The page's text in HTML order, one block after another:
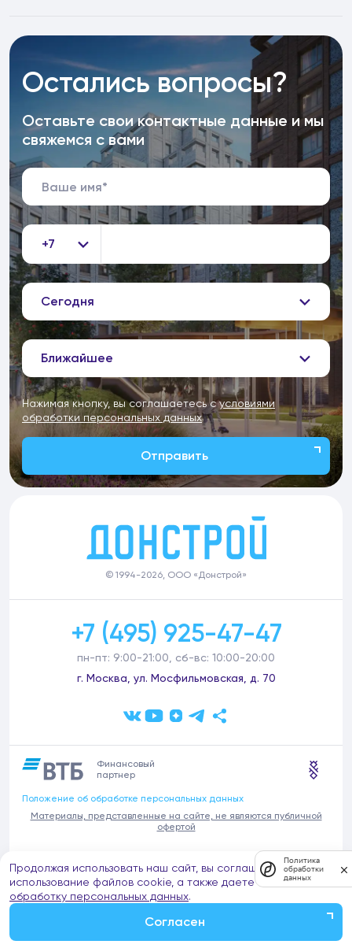
Остались вопросы?
Оставьте свои контактные данные и мы
свяжемся с вами
+7
Сегодня
Ближайшее
Нажимая кнопку, вы соглашаетесь сусловиями
обработки персональных данных
Отправить
© 1994-2026, ООО «Донстрой»
+7 (495) 925-47-47
пн-пт: 9:00-21:00, сб-вс: 10:00-20:00
г. Москва, ул. Мосфильмовская, д. 70
Финансовый
партнер
Положение об обработке персональных данных
Материалы, представленные на сайте, не являются публичной
офертой
В связи с участившимися случаями предложений частных услуг от
имени компании Донстрой (проведения ремонтов, продажи
отделочных материалов и т.п.), обращаем внимание на то, что
компания Донстрой не оказывает таких услуг, не имеет
представительств такого профиля и не обращается к частным
Продолжая использовать наш сайт, вы соглашаетесь на
использование файлов cookie, а также даете согласие на
обработку персональных данных.
Согласен
Политика
обработки
данных